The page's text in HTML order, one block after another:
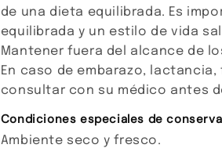
de una dieta equilibrada. Es
equilibrada y un estilo de vida
Mantener fuera del alcance de
En caso de embarazo, lactancia,
consultar con su médico antes
Condiciones especiales de
Ambiente seco y fresco.